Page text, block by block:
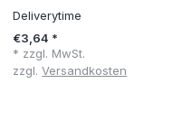
Deliverytime
€3,64 *
* zzgl. MwSt.
zzgl.Versandkosten